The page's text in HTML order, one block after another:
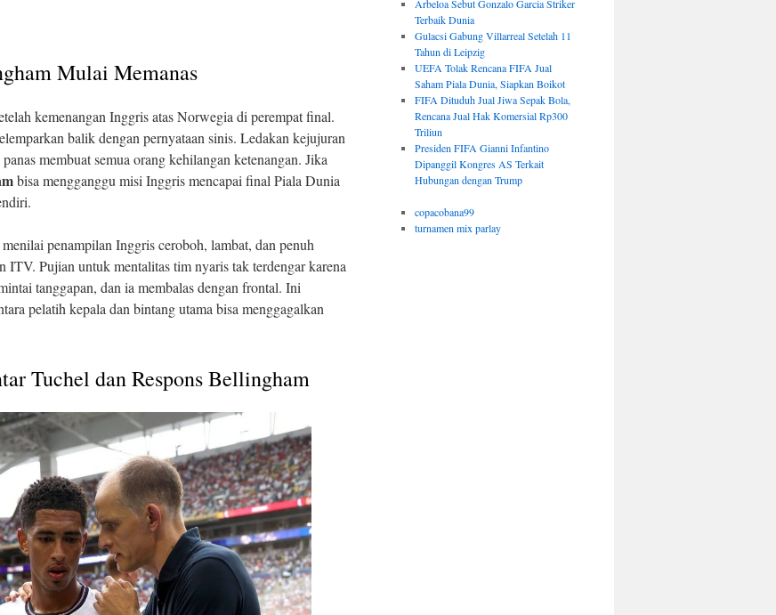
Mulai Memanas
kemenangan Inggris atas Norwegia di perempat final.
balik dengan pernyataan sinis. Ledakan kejujuran
membuat semua orang kehilangan ketenangan. Jika
bisa mengganggu misi Inggris mencapai final Piala Dunia
penampilan Inggris ceroboh, lambat, dan penuh
ITV. Pujian untuk mentalitas tim nyaris tak terdengar karena
tanggapan, dan ia membalas dengan frontal. Ini
pelatih kepala dan bintang utama bisa menggagalkan
Tuchel dan Respons Bellingham
Arbeloa Sebut Gonzalo Garcia Striker
Terbaik Dunia
Gulacsi Gabung Villarreal Setelah 11
Tahun di Leipzig
UEFA Tolak Rencana FIFA Jual
Saham Piala Dunia, Siapkan Boikot
FIFA Dituduh Jual Jiwa Sepak Bola,
Rencana Jual Hak Komersial Rp300
Triliun
Presiden FIFA Gianni Infantino
Dipanggil Kongres AS Terkait
Hubungan dengan Trump
copacobana99
turnamen mix parlay